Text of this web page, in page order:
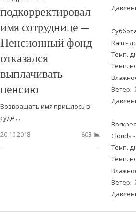
подкорректировал
имя сотруднице —
Пенсионный фонд
отказался
выплачивать
пенсию
Возвращать имя пришлось в
суде ...
20.10.2018
803
Rain -
Темп.
Темп.
Ветер:
Clouds
Темп.
Темп.
Ветер: